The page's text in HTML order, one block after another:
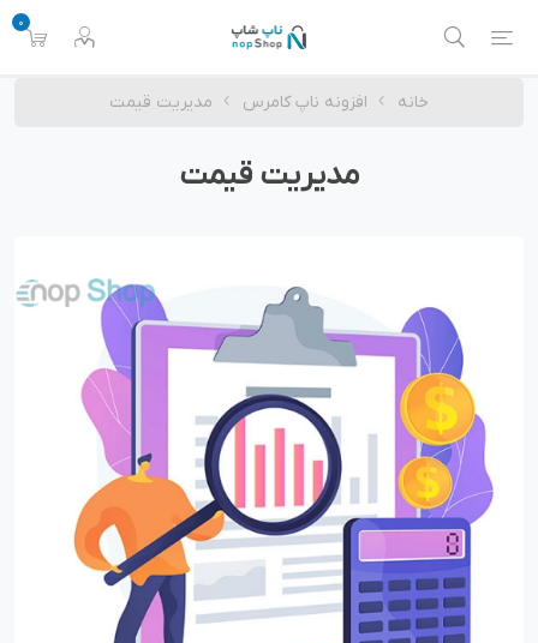
0
خانه افزونه ناپ کامرس مدیریت قیمت
مدیریت قیمت